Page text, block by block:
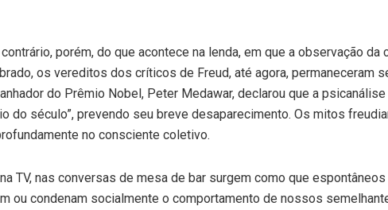
porém, do que acontece na lenda, em que a observação da
os vereditos dos críticos de Freud, até agora, permaneceram
do Prêmio Nobel, Peter Medawar, declarou que a psicanálise
do século”, prevendo seu breve desaparecimento. Os mitos
no consciente coletivo.
TV, nas conversas de mesa de bar surgem como que
ou condenam socialmente o comportamento de nossos